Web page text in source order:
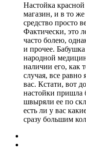
Настойка
магазин, и в то
средство просто
Фактически, это
часто болею,
и прочее. Бабушка
народной
наличии его, как
случая, все равно
вас. Кстати, вот
настойки пришла
швыряли ее по
есть ли у вас
сразу большим